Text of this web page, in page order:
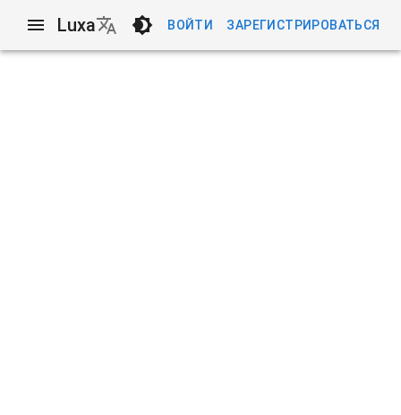
Luxa ВОЙТИ ЗАРЕГИСТРИРОВАТЬСЯ